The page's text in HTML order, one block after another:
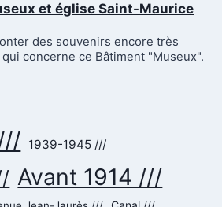
et église Saint-Maurice
des souvenirs encore très
concerne ce Bâtiment "Museux".
1939-1945 ///
Avant 1914 ///